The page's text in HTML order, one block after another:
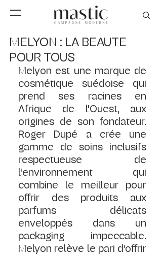
MELYON : LA BEAUTE
POUR TOUS
Melyon est une marque de
cosmétique suédoise qui
prend ses racines en
Afrique de l'Ouest, aux
origines de son fondateur.
Roger Dupé a crée une
gamme de soins inclusifs
respectueuse de
l'environnement qui
combine le meilleur pour
offrir des produits aux
parfums délicats
enveloppés dans un
packaging impeccable.
Melyon relève le pari d’offrir